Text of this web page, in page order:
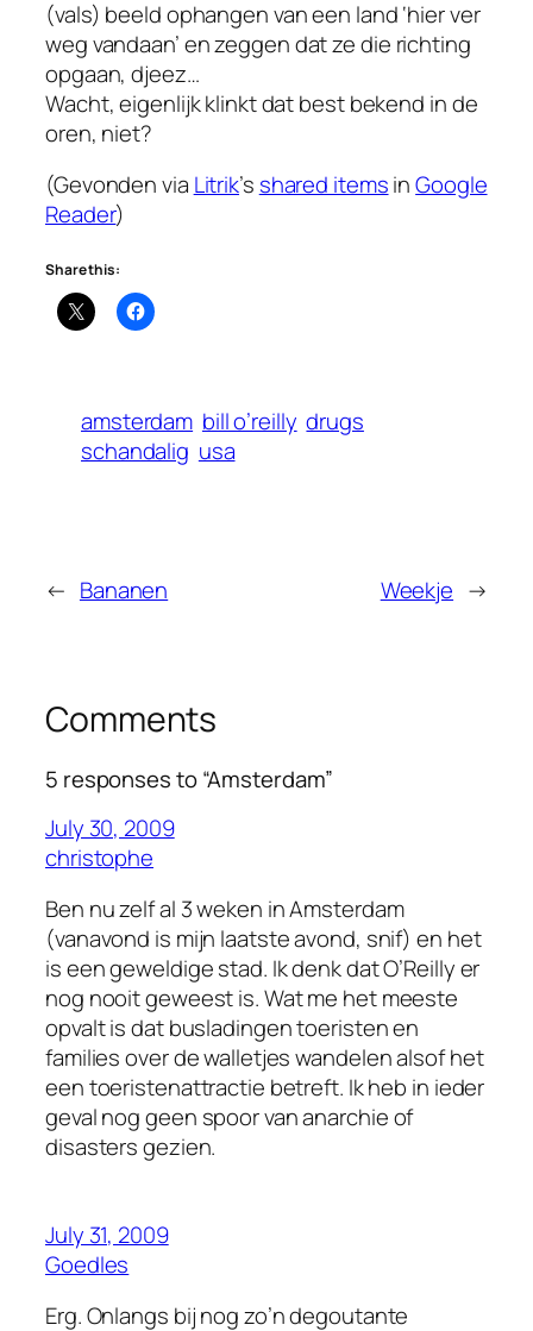
(vals) beeld ophangen van een land ‘hier ver
weg vandaan’ en zeggen dat ze die richting
opgaan, djeez…
Wacht, eigenlijk klinkt dat best bekend in de
oren, niet?
(Gevonden via Litrik’s shared itemsinGoogle
Reader)
Share this:
amsterdam bill o’reilly drugs
schandalig usa
← Bananen Weekje →
Comments
5 responses to “Amsterdam”
July 30, 2009
christophe
Ben nu zelf al 3 weken in Amsterdam
(vanavond is mijn laatste avond, snif) en het
is een geweldige stad. Ik denk dat O’Reilly er
nog nooit geweest is. Wat me het meeste
opvalt is dat busladingen toeristen en
families over de walletjes wandelen alsof het
een toeristenattractie betreft. Ik heb in ieder
geval nog geen spoor van anarchie of
disasters gezien.
July 31, 2009
Goedles
Erg. Onlangs bij nog zo’n degoutante